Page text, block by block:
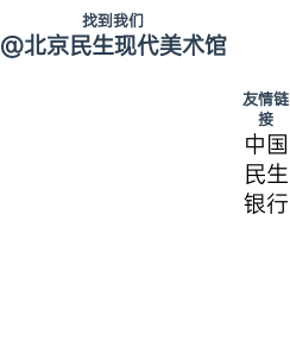
找到我们
@北京民生现代美术馆
友情链
接
中国
民生
银行